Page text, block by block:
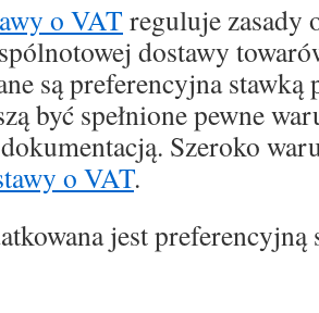
o VAT reguluje zasady
dostawy
są preferencyjna
być spełnione pewne
Szeroko
o VAT.
jest preferencyjną